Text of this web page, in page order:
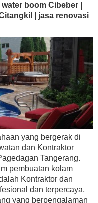
boom Cibeber |
| jasa renovasi
yang bergerak di
dan Kontraktor
Tangerang.
pembuatan kolam
Kontraktor dan
dan terpercaya,
yang berpengalaman